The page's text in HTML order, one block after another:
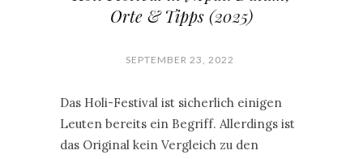
Orte & Tipps (2025)
SEPTEMBER 23, 2022
Das Holi-Festival ist sicherlich einigen
Leuten bereits ein Begriff. Allerdings ist
das Original kein Vergleich zu den